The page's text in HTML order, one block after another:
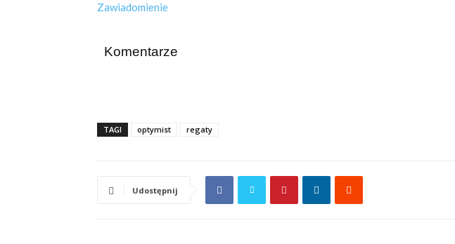
Zawiadomienie
Komentarze
TAGI optymist regaty
Udostępnij